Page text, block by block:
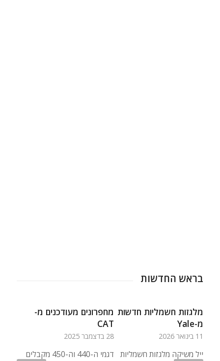
בראש החדשות
מלגזות חשמליות חדשות
מ-Yale
11 בינואר 2026
ייל משיקה מלגזות חשמליות
מחפרונים מעודכנים מ-
CAT
28 בדצמבר 2025
דגמי ה-440 וה-450 מקבלים